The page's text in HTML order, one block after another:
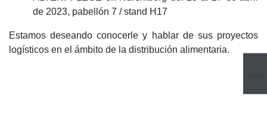
de 2023, pabellón 7 / stand H17
Estamos deseando conocerle y hablar de sus proyectos
logísticos en el ámbito de la distribución alimentaria.